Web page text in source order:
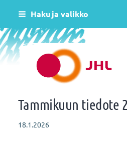
Siirry
sisältöön
Haku ja valikko
Helsingin
Tammikuun tiedote
18.1.2026